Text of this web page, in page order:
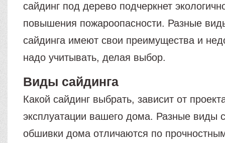
сайдинг под дерево подчеркнет
повышения пожароопасности. Разные
сайдинга имеют свои преимущества и
надо учитывать, делая выбор.
Виды сайдинга
Какой сайдинг выбрать, зависит от
эксплуатации вашего дома. Разные виды
обшивки дома отличаются по